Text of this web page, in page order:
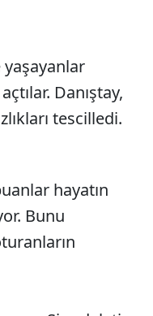
yaşayanlar
Danıştay,
tescilledi.
hayatın
Bunu